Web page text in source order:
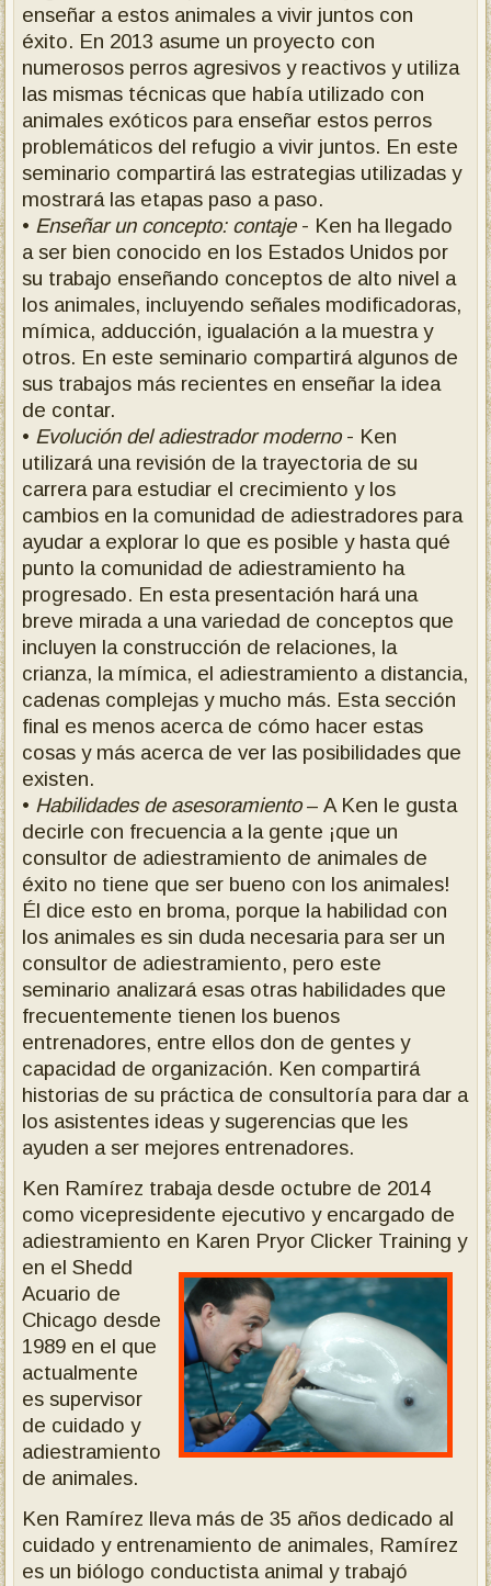
enseñar a estos animales a vivir juntos con
éxito. En 2013 asume un proyecto con
numerosos perros agresivos y reactivos y utiliza
las mismas técnicas que había utilizado con
animales exóticos para enseñar estos perros
problemáticos del refugio a vivir juntos. En este
seminario compartirá las estrategias utilizadas y
mostrará las etapas paso a paso.
• Enseñar un concepto: contaje- Ken ha llegado
a ser bien conocido en los Estados Unidos por
su trabajo enseñando conceptos de alto nivel a
los animales, incluyendo señales modificadoras,
mímica, adducción, igualación a la muestra y
otros. En este seminario compartirá algunos de
sus trabajos más recientes en enseñar la idea
de contar.
• Evolución del adiestrador moderno- Ken
utilizará una revisión de la trayectoria de su
carrera para estudiar el crecimiento y los
cambios en la comunidad de adiestradores para
ayudar a explorar lo que es posible y hasta qué
punto la comunidad de adiestramiento ha
progresado. En esta presentación hará una
breve mirada a una variedad de conceptos que
incluyen la construcción de relaciones, la
crianza, la mímica, el adiestramiento a distancia,
cadenas complejas y mucho más. Esta sección
final es menos acerca de cómo hacer estas
cosas y más acerca de ver las posibilidades que
existen.
• Habilidades de asesoramiento– A Ken le gusta
decirle con frecuencia a la gente ¡que un
consultor de adiestramiento de animales de
éxito no tiene que ser bueno con los animales!
Él dice esto en broma, porque la habilidad con
los animales es sin duda necesaria para ser un
consultor de adiestramiento, pero este
seminario analizará esas otras habilidades que
frecuentemente tienen los buenos
entrenadores, entre ellos don de gentes y
capacidad de organización. Ken compartirá
historias de su práctica de consultoría para dar a
los asistentes ideas y sugerencias que les
ayuden a ser mejores entrenadores.
Ken Ramírez trabaja desde octubre de 2014
como vicepresidente ejecutivo y encargado de
adiestramiento en Karen Pryor Clicker Training y
en el Shedd
Acuario de
Chicago desde
1989 en el que
actualmente
es supervisor
de cuidado y
adiestramiento
de animales.
Ken Ramírez lleva más de 35 años dedicado al
cuidado y entrenamiento de animales, Ramírez
es un biólogo conductista animal y trabajó